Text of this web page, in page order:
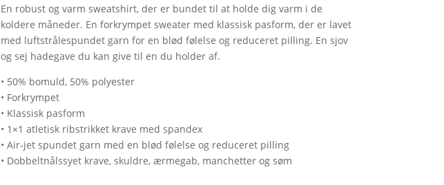
En robust og varm sweatshirt, der er bundet til at holde dig varm i de
koldere måneder. En forkrympet sweater med klassisk pasform, der er lavet
med luftstrålespundet garn for en blød følelse og reduceret pilling. En sjov
og sej hadegave du kan give til en du holder af.
• 50% bomuld, 50% polyester
• Forkrympet
• Klassisk pasform
• 1×1 atletisk ribstrikket krave med spandex
• Air-jet spundet garn med en blød følelse og reduceret pilling
• Dobbeltnålssyet krave, skuldre, ærmegab, manchetter og søm